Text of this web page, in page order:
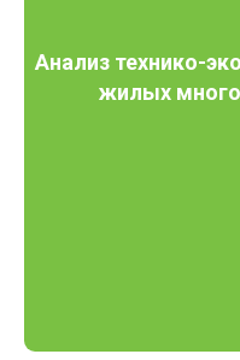
Анализ технико-
жилых